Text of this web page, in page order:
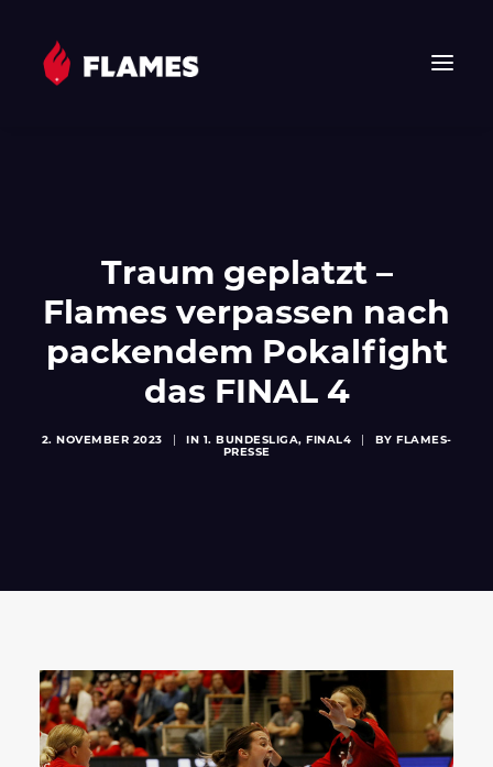
JUNIOR FLAMES
JUGEND
VEREIN
SPONSOREN & PARTNER
TICKETS
Traum geplatzt –
Flames verpassen nach
packendem Pokalfight
das FINAL 4
2. NOVEMBER 2023 IN 1. BUNDESLIGA, FINAL4 BY FLAMES-
PRESSE